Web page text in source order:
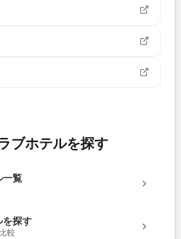
ブホテルを探す
一覧
を探す
較